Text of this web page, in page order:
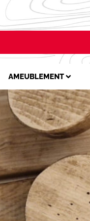
AMEUBLEMENT